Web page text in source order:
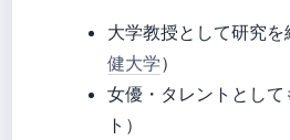
大学教授として研究を
健大学）
女優・タレントとして
ト）